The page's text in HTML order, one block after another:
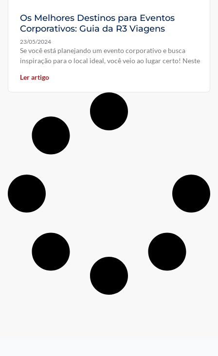
Os Melhores Destinos para Eventos
Corporativos: Guia da R3 Viagens
23/05/2024
Se você está planejando um evento corporativo e busca
inspiração para o local ideal, você veio ao lugar certo! Neste
Ler artigo